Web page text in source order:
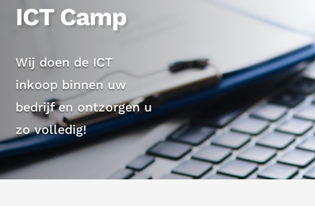
ICT Camp
Wij doen de ICT
inkoop binnen uw
bedrijf en ontzorgen u
zo volledig!